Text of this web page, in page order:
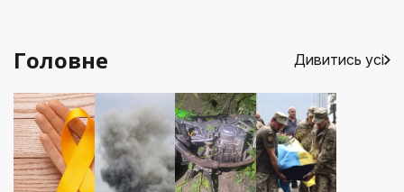
Головне Дивитись усі